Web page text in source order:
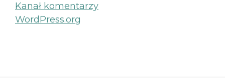
Kanał komentarzy
WordPress.org